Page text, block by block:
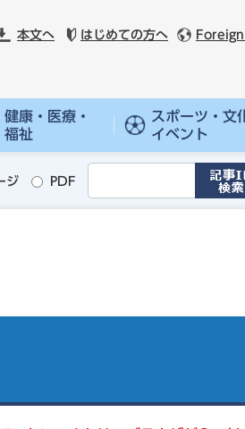
本文へ はじめての方へ
健康・医療・
福祉
スポーツ・文
イベント
ジ PDF